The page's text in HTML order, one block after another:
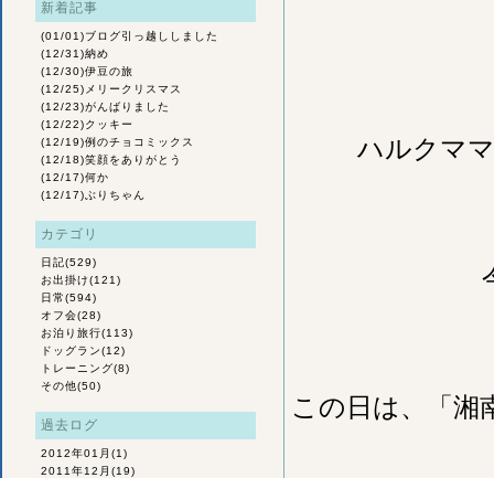
新着記事
(01/01)ブログ引っ越ししました
(12/31)納め
(12/30)伊豆の旅
(12/25) メリークリスマス
(12/23)がんばりました
(12/22)クッキー
(12/19)例のチョコミックス
(12/18)笑顔をありがとう
(12/17)何か
(12/17) ぶりちゃん
カテゴリ
日記(529)
お出掛け(121)
日常(594)
オフ会(28)
お泊り旅行(113)
ドッグラン(12)
トレーニング(8)
その他(50)
過去ログ
2012年01月 (1)
2011年12月 (19)
ハルクマ
この日は、「湘